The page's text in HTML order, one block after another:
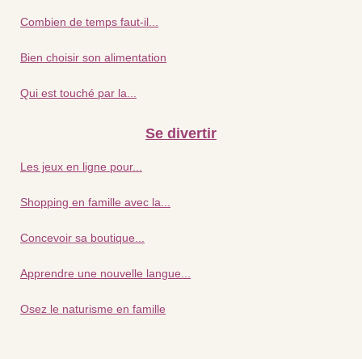
Combien de temps faut-il...
Bien choisir son alimentation
Qui est touché par la...
Se divertir
Les jeux en ligne pour...
Shopping en famille avec la...
Concevoir sa boutique...
Apprendre une nouvelle langue...
Osez le naturisme en famille